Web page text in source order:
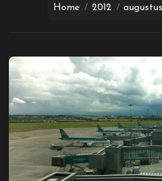
Home 2012 augustus